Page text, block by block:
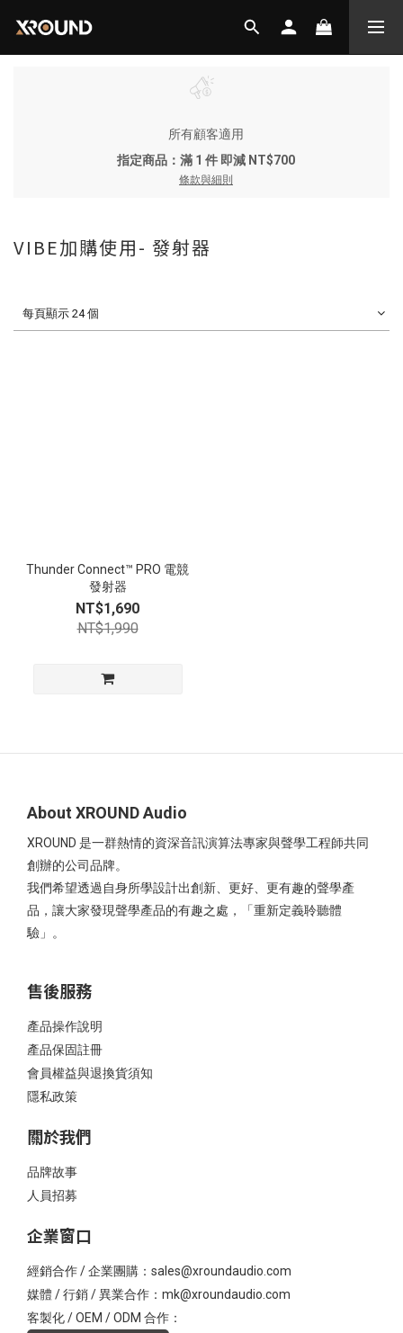
所有顧客適用
指定商品：滿 1 件 即減 NT$700
條款與細則
VIBE加購使用- 發射器
每頁顯示 24 個
Thunder Connect™ PRO 電競
發射器
NT$1,690
NT$1,990
About XROUND Audio
XROUND 是一群熱情的資深音訊演算法專家與聲學工程師共同
創辦的公司品牌。
我們希望透過自身所學設計出創新、更好、更有趣的聲學產
品，讓大家發現聲學產品的有趣之處，「重新定義聆聽體
驗」。
售後服務
產品操作說明
產品保固註冊
會員權益與退換貨須知
隱私政策
關於我們
品牌故事
人員招募
企業窗口
經銷合作 / 企業團購：sales@xroundaudio.com
媒體 / 行銷 / 異業合作：mk@xroundaudio.com
客製化 / OEM / ODM 合作：